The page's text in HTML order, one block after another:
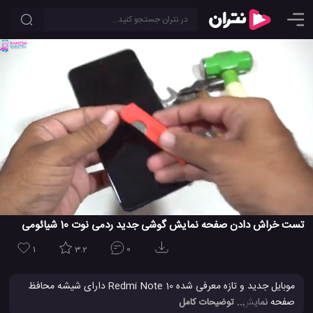
تست خراش دادن صفحه نمایش گوشی جدید ردمی نوت 10 شیائومی
1 3.2 0
موبایل جدید و تازه معرفی شده Redmi Note 10 دارای شیشه محافظ
صفحه نمایش Corning Gorilla Glass 3 است و در این... توضیحات کامل